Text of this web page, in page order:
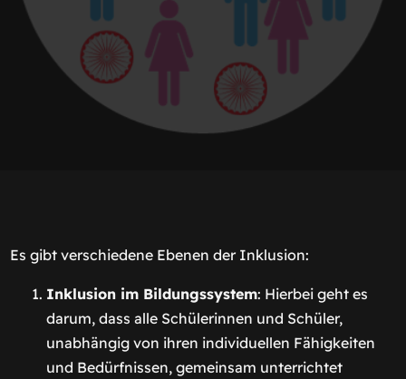
Es gibt verschiedene Ebenen der Inklusion:
Inklusion im Bildungssystem: Hierbei geht es
darum, dass alle Schülerinnen und Schüler,
unabhängig von ihren individuellen Fähigkeiten
und Bedürfnissen, gemeinsam unterrichtet